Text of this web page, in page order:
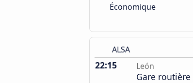
Économique
ALSA
22:15 León
Gare routière